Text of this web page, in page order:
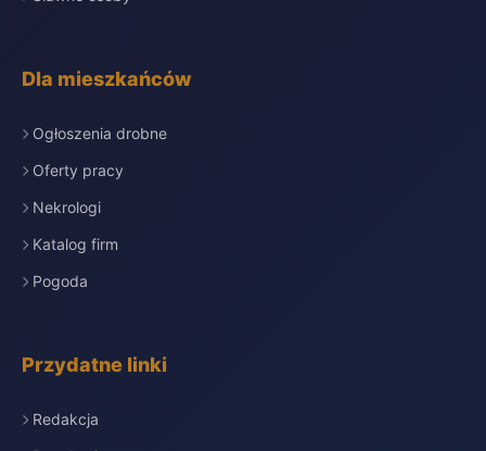
Dla mieszkańców
Ogłoszenia drobne
Oferty pracy
Nekrologi
Katalog firm
Pogoda
Przydatne linki
Redakcja